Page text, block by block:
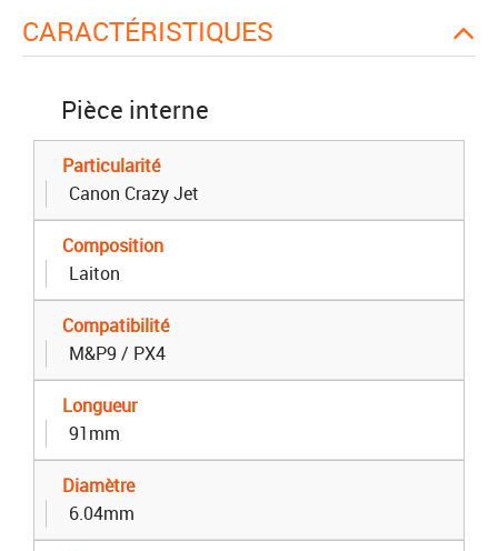
CARACTÉRISTIQUES
Pièce interne
Particularité
Canon Crazy Jet
Composition
Laiton
Compatibilité
M&P9 / PX4
Longueur
91mm
Diamètre
6.04mm